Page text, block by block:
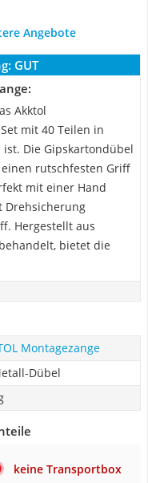
Angebote
GUT
Akktol
mit 40 Teilen in
Die Gipskartondübel
rutschfesten Griff
mit einer Hand
Drehsicherung
Hergestellt aus
bietet die
Montagezange
Dübel
keine Transportbox